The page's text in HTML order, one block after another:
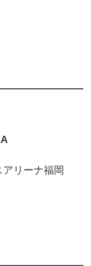
リーナ福岡